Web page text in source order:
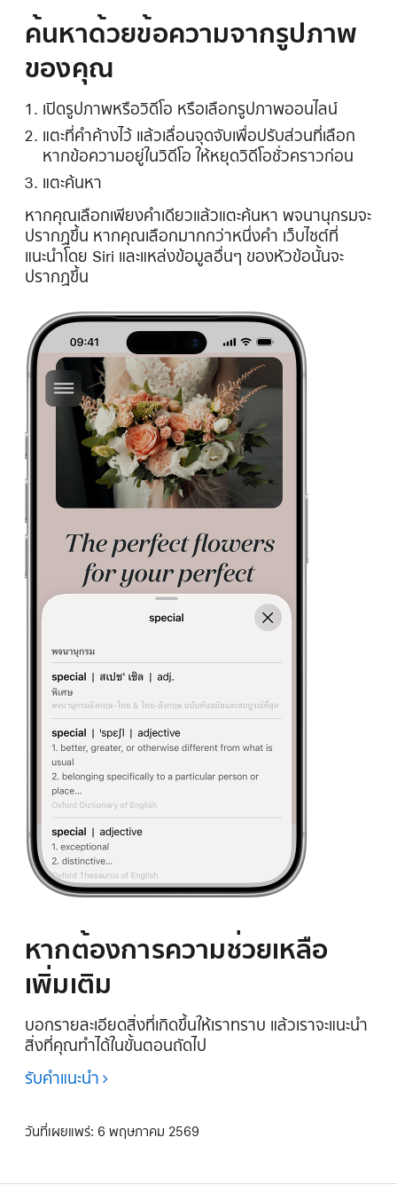
ค้นหาด้วยข้อความจากรูปภาพ
ของคุณ
เปิดรูปภาพหรือวิดีโอ หรือเลือกรูปภาพออนไลน์
แตะที่คำค้างไว้ แล้วเลื่อนจุดจับเพื่อปรับส่วนที่เลือก
หากข้อความอยู่ในวิดีโอ ให้หยุดวิดีโอชั่วคราวก่อน
แตะค้นหา
หากคุณเลือกเพียงคำเดียวแล้วแตะค้นหา พจนานุกรมจะ
ปรากฏขึ้น หากคุณเลือกมากกว่าหนึ่งคำ เว็บไซต์ที่
แนะนำโดย Siri และแหล่งข้อมูลอื่นๆ ของหัวข้อนั้นจะ
ปรากฏขึ้น
หากต้องการความช่วยเหลือ
เพิ่มเติม
บอกรายละเอียดสิ่งที่เกิดขึ้นให้เราทราบ แล้วเราจะแนะนำ
สิ่งที่คุณทำได้ในขั้นตอนถัดไป
รับคำแนะนำ
วันที่เผยแพร่: 6 พฤษภาคม 2569